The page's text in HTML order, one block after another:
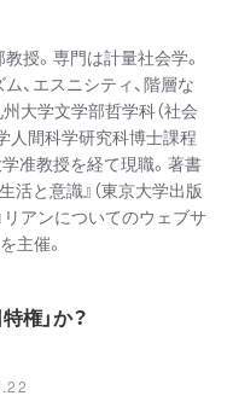
授。専門は計量社会学。
、エスニシティ、階層な
大学文学部哲学科（社会
人間科学研究科博士課程
准教授を経て現職。著書
活と意識』（東京大学出版
リアンについてのウェブサ
主催。
権」か？